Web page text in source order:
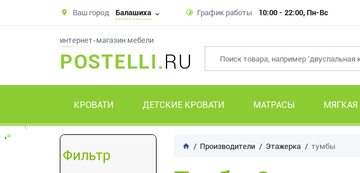
Ваш город Балашиха График работы 10:00 - 22:00, Пн-Вс
интернет-магазин мебели
POSTELLI.RU
КРОВАТИ ДЕТСКИЕ КРОВАТИ МАТРАСЫ МЯГКАЯ
Фильтр
Производители Этажерка тумбы